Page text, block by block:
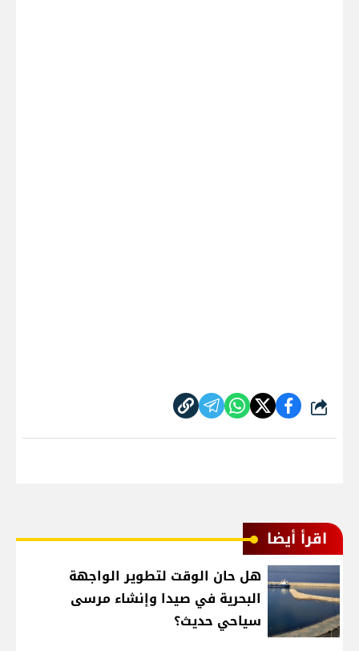
شارك
اقرأ أيضا
هل حان الوقت لتطوير الواجهة
البحرية في صيدا وإنشاء مرسى
سياحي حديث؟